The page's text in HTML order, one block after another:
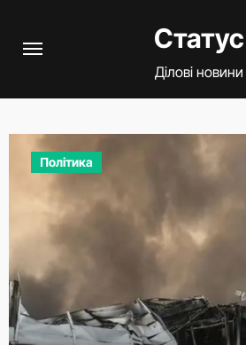
Статус
Ділові новини
Політика